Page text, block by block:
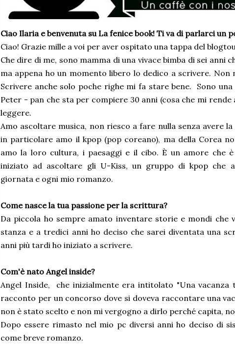
Ciao Ilaria e benvenuta su La fenice book! Ti va di parlarci un
Ciao! Grazie mille a voi per aver ospitato una tappa del
Che dire di me, sono mamma di una vivace bimba di sei anni
ma appena ho un momento libero lo dedico a scrivere. Non
Scrivere anche solo poche righe mi fa stare bene. Sono
Peter - pan che sta per compiere 30 anni (cosa che mi rende
leggere.
Amo ascoltare musica, non riesco a fare nulla senza avere
in particolare amo il kpop (pop coreano), ma della Corea
amo la loro cultura, i paesaggi e il cibo. È un amore che
iniziato ad ascoltare gli U-Kiss, un gruppo di kpop che
giornata e ogni mio romanzo.
Come nasce la tua passione per la scrittura?
Da piccola ho sempre amato inventare storie e mondi che
stanza e a tredici anni ho deciso che sarei diventata una
anni più tardi ho iniziato a scrivere.
Com'è nato Angel inside?
Angel Inside, che inizialmente era intitolato "Una vacanza
racconto per un concorso dove si doveva raccontare una
non è stato scelto e non mi vergogno a dirlo perché capita,
Dopo essere rimasto nel mio pc diversi anni ho deciso di
come breve romanzo.